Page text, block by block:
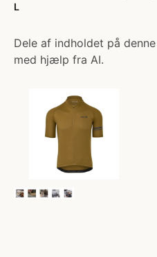
L
Dele af indholdet på
med hjælp fra AI.